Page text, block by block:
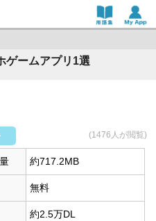
ゲームアプリ1選
(1476人が閲覧)
約717.2MB
無料
約2.5万DL